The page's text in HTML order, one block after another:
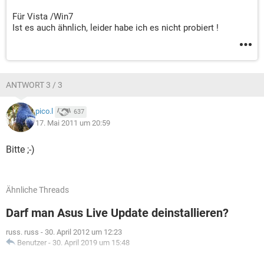
Für Vista /Win7
Ist es auch ähnlich, leider habe ich es nicht probiert !
ANTWORT 3 / 3
pico.l 637
17. Mai 2011 um 20:59
Bitte ;-)
Ähnliche Threads
Darf man Asus Live Update deinstallieren?
russ. russ - 30. April 2012 um 12:23
Benutzer - 30. April 2019 um 15:48